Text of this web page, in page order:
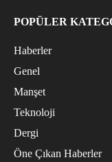
POPÜLER
Haberler
Genel
Manşet
Teknoloji
Dergi
Öne Çıkan Haberler